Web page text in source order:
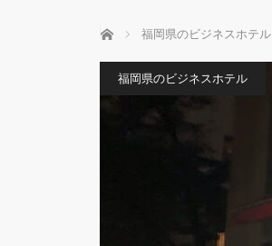
ホーム 福岡県のビジネスホテル
福岡県のビジネスホテル